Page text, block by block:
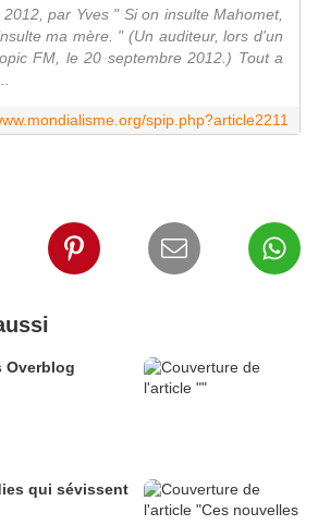
par Yves " Si on insulte Mahomet,
ma mère. " (Un auditeur, lors d'un
FM, le 20 septembre 2012.) Tout a
spip.php?article2211
Article publié depuis Overblog
qui sévissent